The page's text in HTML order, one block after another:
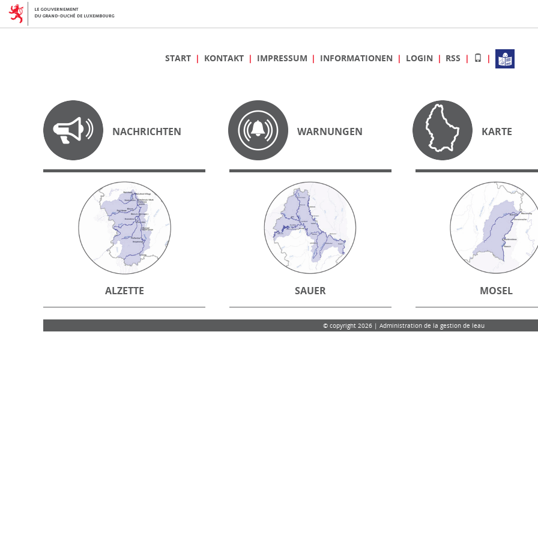
START KONTAKT IMPRESSUM INFORMATIONEN LOGIN RSS
NACHRICHTEN WARNUNGEN KARTE
ALZETTE SAUER MOSEL
© copyright 2026 | Administration de la gestion de leau